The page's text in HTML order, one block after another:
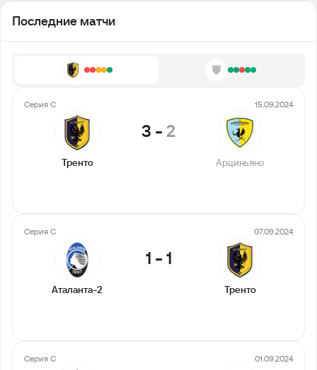
Последние матчи
Серия С 15.09.2024
Тренто
3 -2
Арциньяно
Серия С 07.09.2024
Аталанта-2
1 -1
Тренто
Серия С 01.09.2024